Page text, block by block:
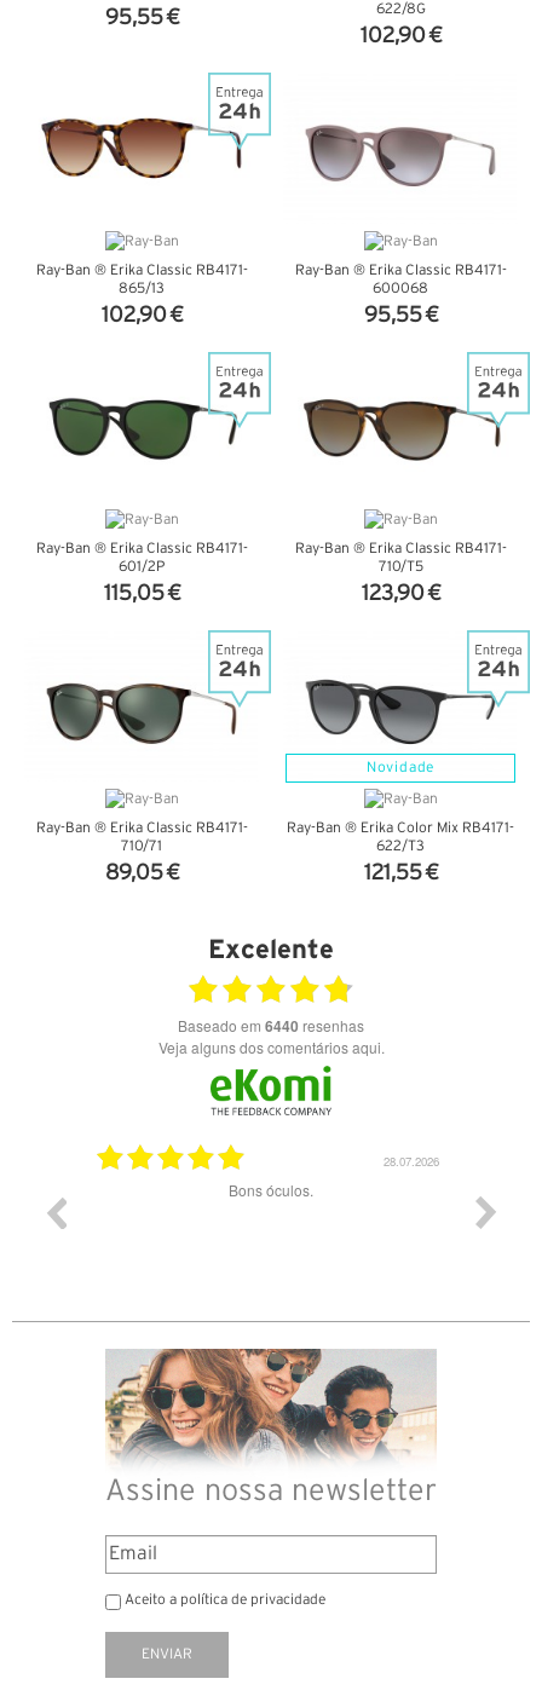
95,55 €
622/8G
102,90 €
Ray-Ban ® Erika Classic RB4171-
865/13
102,90 €
Ray-Ban ® Erika Classic RB4171-
600068
95,55 €
Ray-Ban ® Erika Classic RB4171-
601/2P
115,05 €
Ray-Ban ® Erika Classic RB4171-
710/T5
123,90 €
Ray-Ban ® Erika Classic RB4171-
710/71
89,05 €
Novidade
Ray-Ban ® Erika Color Mix RB4171-
622/T3
121,55 €
Excelente
Baseado em 6440 resenhas
Veja alguns dos comentários aqui.
28.07.2026
Bons óculos.
Assine nossa newsletter
Aceito a política de privacidade
ENVIAR